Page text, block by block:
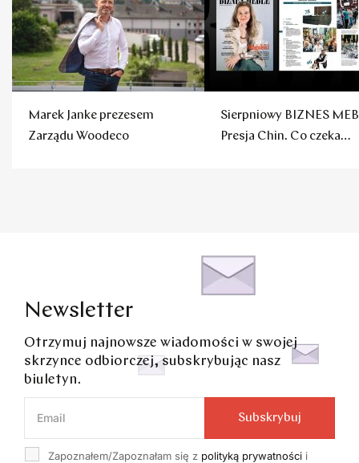
Marek Janke prezesem
Zarządu Woodeco
Sierpniowy BIZNES
Presja Chin. Co czeka
Newsletter
Otrzymuj najnowsze wiadomości w swojej
skrzynce odbiorczej, subskrybując nasz
biuletyn.
Zapoznałem/Zapoznałam się z polityką prywatności i
Subskrybuj